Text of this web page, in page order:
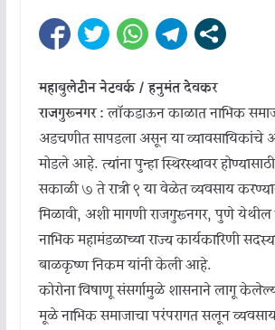
महाबुलेटीन नेटवर्क / हनुमंत देवकर
राजगुरूनगर :लॉकडाऊन काळात नाभिक
अडचणीत सापडला असून या व्यावसायिकांचे
मोडले आहे. त्यांना पुन्हा स्थिरस्थावर
सकाळी ७ ते रात्री ९ या वेळेत व्यवसाय
मिळावी, अशी मागणी राजगुरूनगर, पुणे येथील
नाभिक महामंडळाच्या राज्य कार्यकारिणी
बाळकृष्ण निकम यांनी केली आहे.
कोरोना विषाणू संसर्गामुळे शासनाने लागू
मूळे नाभिक समाजाचा परंपरागत सलून